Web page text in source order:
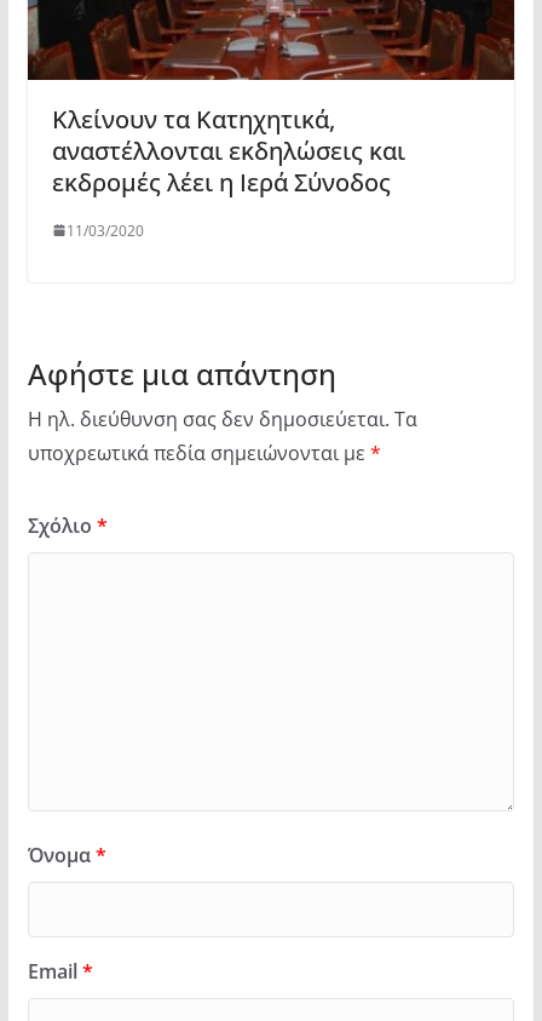
Κλείνουν τα Κατηχητικά,
αναστέλλονται εκδηλώσεις και
εκδρομές λέει η Ιερά Σύνοδος
11/03/2020
Αφήστε μια απάντηση
Η ηλ. διεύθυνση σας δεν δημοσιεύεται. Τα
υποχρεωτικά πεδία σημειώνονται με *
Σχόλιο *
Όνομα*
Email*